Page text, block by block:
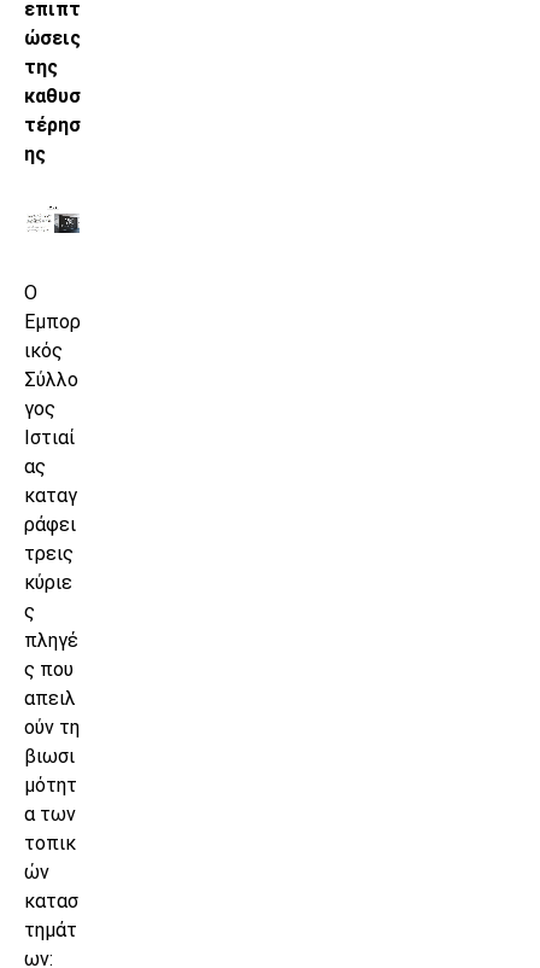
επιπτ
ώσεις
της
καθυσ
τέρησ
ης
Ο
Εμπορ
ικός
Σύλλο
γος
Ιστιαί
ας
καταγ
ράφει
τρεις
κύριε
ς
πληγέ
ς που
απειλ
ούν τη
βιωσι
μότητ
α των
τοπικ
ών
κατασ
τημάτ
ων: